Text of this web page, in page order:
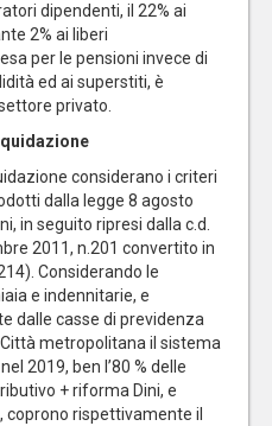
dipendenti, il 22% ai
2% ai liberi
per le pensioni invece di
ed ai superstiti, è
privato.
considerano i criteri
dalla legge 8 agosto
in seguito ripresi dalla c.d.
2011, n.201 convertito in
Considerando le
e indennitarie, e
dalle casse di previdenza
metropolitana il sistema
2019, ben l’80 % delle
+ riforma Dini, e
rispettivamente il